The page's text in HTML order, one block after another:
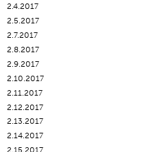
2.4.2017
2.5.2017
2.7.2017
2.8.2017
2.9.2017
2.10.2017
2.11.2017
2.12.2017
2.13.2017
2.14.2017